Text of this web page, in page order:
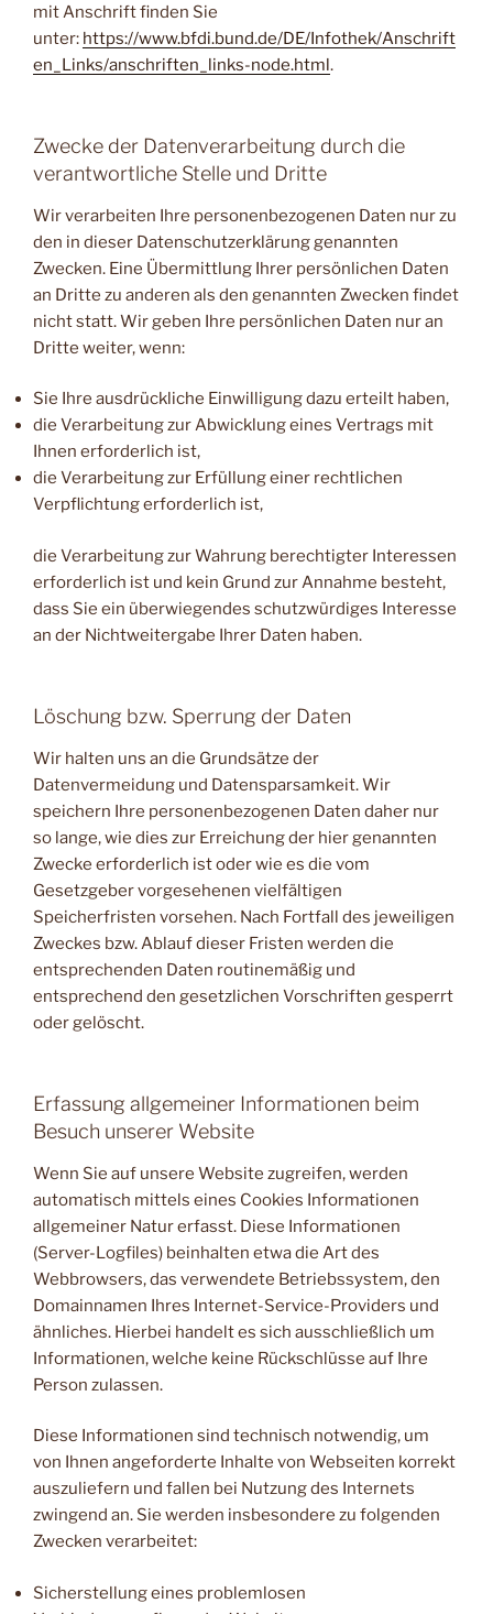
mit Anschrift finden Sie
unter: https://www.bfdi.bund.de/DE/Infothek/Anschrift
en_Links/anschriften_links-node.html.
Zwecke der Datenverarbeitung durch die
verantwortliche Stelle und Dritte
Wir verarbeiten Ihre personenbezogenen Daten nur zu
den in dieser Datenschutzerklärung genannten
Zwecken. Eine Übermittlung Ihrer persönlichen Daten
an Dritte zu anderen als den genannten Zwecken findet
nicht statt. Wir geben Ihre persönlichen Daten nur an
Dritte weiter, wenn:
Sie Ihre ausdrückliche Einwilligung dazu erteilt haben,
die Verarbeitung zur Abwicklung eines Vertrags mit
Ihnen erforderlich ist,
die Verarbeitung zur Erfüllung einer rechtlichen
Verpflichtung erforderlich ist,
die Verarbeitung zur Wahrung berechtigter Interessen
erforderlich ist und kein Grund zur Annahme besteht,
dass Sie ein überwiegendes schutzwürdiges Interesse
an der Nichtweitergabe Ihrer Daten haben.
Löschung bzw. Sperrung der Daten
Wir halten uns an die Grundsätze der
Datenvermeidung und Datensparsamkeit. Wir
speichern Ihre personenbezogenen Daten daher nur
so lange, wie dies zur Erreichung der hier genannten
Zwecke erforderlich ist oder wie es die vom
Gesetzgeber vorgesehenen vielfältigen
Speicherfristen vorsehen. Nach Fortfall des jeweiligen
Zweckes bzw. Ablauf dieser Fristen werden die
entsprechenden Daten routinemäßig und
entsprechend den gesetzlichen Vorschriften gesperrt
oder gelöscht.
Erfassung allgemeiner Informationen beim
Besuch unserer Website
Wenn Sie auf unsere Website zugreifen, werden
automatisch mittels eines Cookies Informationen
allgemeiner Natur erfasst. Diese Informationen
(Server-Logfiles) beinhalten etwa die Art des
Webbrowsers, das verwendete Betriebssystem, den
Domainnamen Ihres Internet-Service-Providers und
ähnliches. Hierbei handelt es sich ausschließlich um
Informationen, welche keine Rückschlüsse auf Ihre
Person zulassen.
Diese Informationen sind technisch notwendig, um
von Ihnen angeforderte Inhalte von Webseiten korrekt
auszuliefern und fallen bei Nutzung des Internets
zwingend an. Sie werden insbesondere zu folgenden
Zwecken verarbeitet:
Sicherstellung eines problemlosen